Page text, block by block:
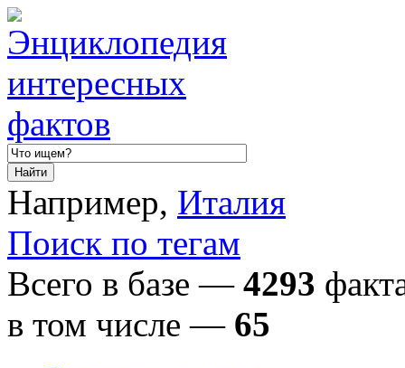
Например, Италия
Поиск по тегам
Всего в базе — 4293
в том числе— 65